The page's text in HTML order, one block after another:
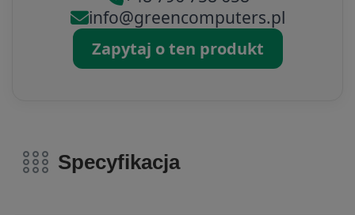
info@greencomputers.pl
Zapytaj o ten produkt
Specyfikacja